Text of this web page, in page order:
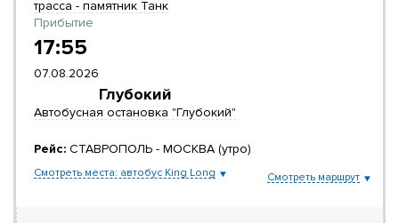
трасса - памятник Танк
Прибытие
17:55
07.08.2026
Глубокий
Автобусная остановка "Глубокий"
Рейс: СТАВРОПОЛЬ - МОСКВА (утро)
Смотреть места: автобус King Long Смотреть маршрут